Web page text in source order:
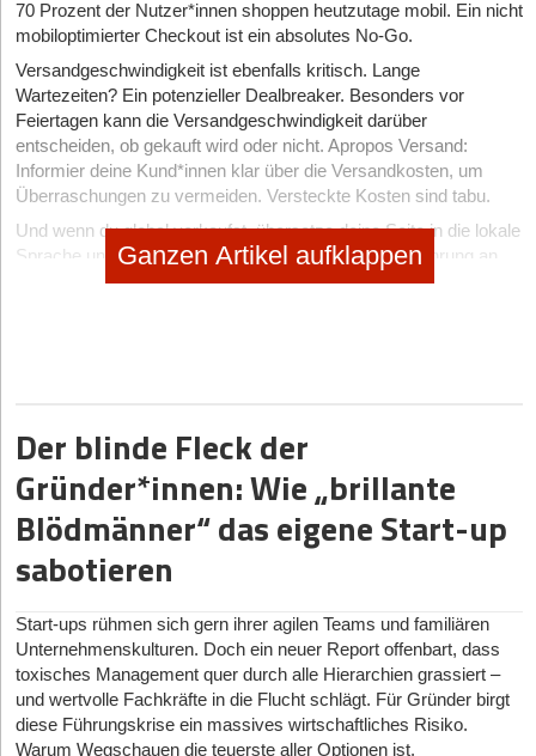
70 Prozent der Nutzer*innen shoppen heutzutage mobil. Ein nicht
mobiloptimierter Checkout ist ein absolutes No-Go.
Versandgeschwindigkeit ist ebenfalls kritisch. Lange
Wartezeiten? Ein potenzieller Dealbreaker. Besonders vor
Feiertagen kann die Versandgeschwindigkeit darüber
entscheiden, ob gekauft wird oder nicht. Apropos Versand:
Informier deine Kund*innen klar über die Versandkosten, um
Überraschungen zu vermeiden. Versteckte Kosten sind tabu.
Und wenn du global verkaufst, übersetze deine Seite in die lokale
Sprache und zeige Preise in der jeweiligen Landeswährung an.
Achte darauf, dass alle Eingabefelder den lokalen
schwören auf digitale Wallets, während die ältere Generation zur
erdenkliche Zahlmethode anbieten, sondern genau die richtigen
für deine Zielgruppe.
Und hier kommt der Clou: Analysiere deine Daten. Welche
Zahlmethoden sind gefragt, und welche bringen tatsächlich was?
wie der Kauf auf Rechnung, scheinen kostspielig, können aber
deine Conversion signifikant steigern, besonders bei größeren
Warenkörben. Gestalte den Zahlungsbereich übersichtlich, indem
du ähnliche Methoden zusammenfasst.
Ganzen Artikel aufklappen
Der blinde Fleck der
Gründer*innen: Wie „brillante
Blödmänner“ das eigene Start-up
sabotieren
Start-ups rühmen sich gern ihrer agilen Teams und familiären
Unternehmenskulturen. Doch ein neuer Report offenbart, dass
toxisches Management quer durch alle Hierarchien grassiert –
und wertvolle Fachkräfte in die Flucht schlägt. Für Gründer birgt
diese Führungskrise ein massives wirtschaftliches Risiko.
Warum Wegschauen die teuerste aller Optionen ist.